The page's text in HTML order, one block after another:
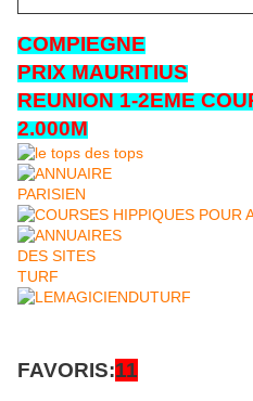
COMPIEGNE
PRIX MAURITIUS
REUNION 1-2EME
2.000M
FAVORIS:11